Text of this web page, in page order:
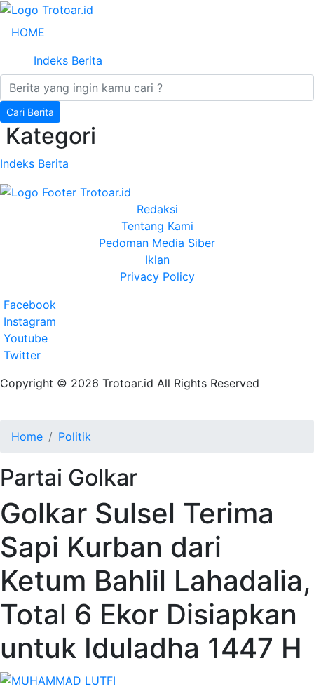
HOME
Indeks Berita
Cari Berita
Kategori
Indeks Berita
Redaksi
Tentang Kami
Pedoman Media Siber
Iklan
Privacy Policy
Facebook
Instagram
Youtube
Twitter
Copyright © 2026 Trotoar.id All Rights Reserved
Home Politik
Partai Golkar
Golkar Sulsel Terima
Sapi Kurban dari
Ketum Bahlil Lahadalia,
Total 6 Ekor Disiapkan
untuk Iduladha 1447 H